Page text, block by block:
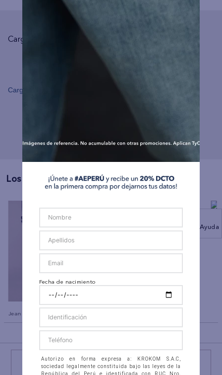
Ayuda
☆☆
Los Más Vendidos
Jean Slim Straight Ae
Polo sin Cuello Manga Corta
Polo sin Cuello
BACK TO TOP
Fecha de nacimiento
Autorizo en forma expresa a: KROKOM S.A.C,
sociedad legalmente constituida bajo las leyes de la
República del Perú e identificada con RUC Nro.